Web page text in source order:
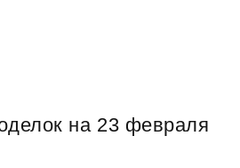
на 23 февраля